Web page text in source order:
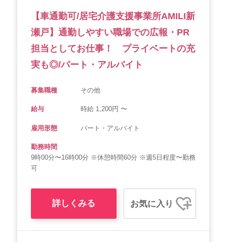
会社概要 個人情報保護方針 利用規約
お知らせ 採用担当者様へ サイトマップ
【車通勤可/居宅介護支援事業所AMILI新
瀬戸】通勤しやすい職場での広報・PR
担当としてお仕事！ プライベートの充
実も◎/パート・アルバイト
募集職種 その他
給与 時給 1,200円 〜
雇用形態 パート・アルバイト
勤務時間
9時00分〜16時00分 ※休憩時間60分 ※週5日程度〜勤務
可
詳しくみる お気に入り